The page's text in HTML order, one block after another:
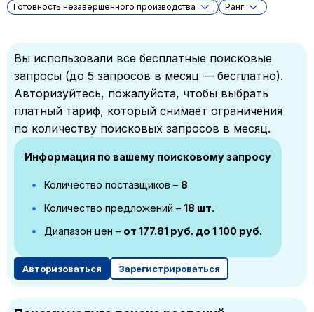
Готовность незавершенного производства
Ранг
Вы использовали все бесплатные поисковые
запросы (до 5 запросов в месяц — бесплатно).
Авторизуйтесь, пожалуйста, чтобы выбрать
платный тариф, который снимает ограничения
по количеству поисковых запросов в месяц.
Информация по вашему поисковому запросу
Количество поставщиков – 8
Количество предложений – 18 шт.
Диапазон цен – от 177.81 руб. до 1 100 руб.
Авторизоваться Зарегистрироваться